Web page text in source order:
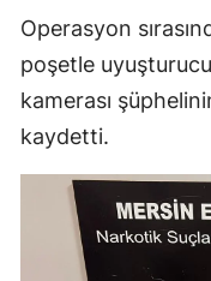
Operasyon
poşetle
kamerası
kaydetti.